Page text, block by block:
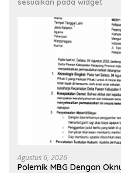
sesuaikan pada widget
Agustus 6, 2026
Polemik MBG Dengan